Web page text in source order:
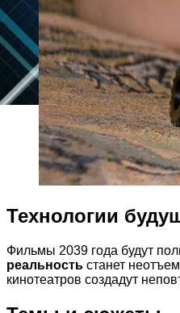
Технологии
Фильмы 2039 года будут
реальность станет
кинотеатров создадут